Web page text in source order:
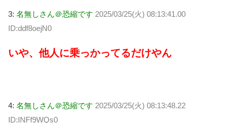
3: 名無しさん＠恐縮です 2025/03/25(火) 08:13:41.00
ID:ddf8oejN0
いや、他人に乗っかってるだけやん
4: 名無しさん＠恐縮です 2025/03/25(火) 08:13:48.22
ID:INFf9WQs0